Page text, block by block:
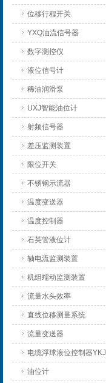
位移行程开关
YXQ油流信号器
数字测控仪
液位信号计
稀油润滑泵
UXJ智能油位计
射频信号器
差压监测装置
限位开关
不锈钢示流器
温度变送器
温度控制器
石英管液位计
轴电流监测装置
机组蠕动监测装置
流量水头效率
直线位移测量系统
流量变送器
电缆浮球液位控制器YKJ
油位计